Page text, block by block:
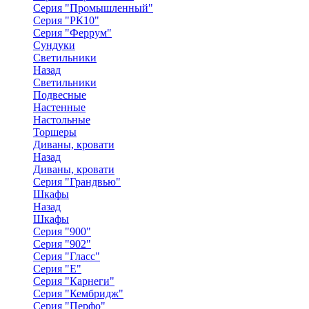
Серия "Промышленный"
Серия "РК10"
Серия "Феррум"
Сундуки
Светильники
Назад
Светильники
Подвесные
Настенные
Настольные
Торшеры
Диваны, кровати
Назад
Диваны, кровати
Серия "Грандвью"
Шкафы
Назад
Шкафы
Серия "900"
Серия "902"
Серия "Гласс"
Серия "Е"
Серия "Карнеги"
Серия "Кембридж"
Серия "Перфо"